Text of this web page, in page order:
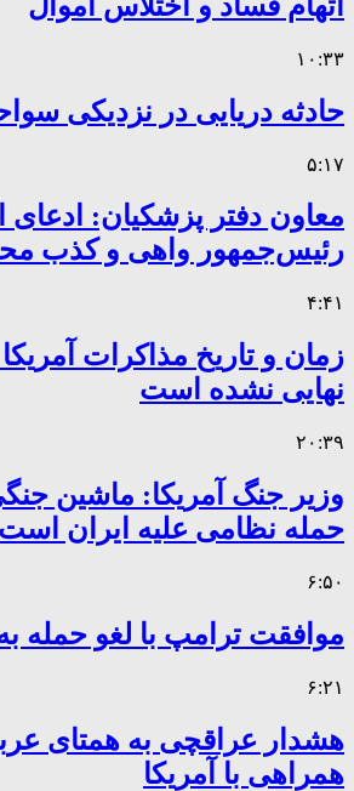
۱۰:۳۳
حادثه دریایی در نزدیکی
۵:۱۷
معاون دفتر پزشکیان: ادعای
رئیس‌جمهور واهی و کذب
۴:۴۱
زمان و تاریخ مذاکرات آمریکا
نهایی نشده است
۲۰:۳۹
وزیر جنگ آمریکا: ماشین
حمله نظامی علیه ایران است
۶:۵۰
موافقت ترامپ با لغو حمله
۶:۲۱
هشدار عراقچی به همتای
همراهی با آمریکا